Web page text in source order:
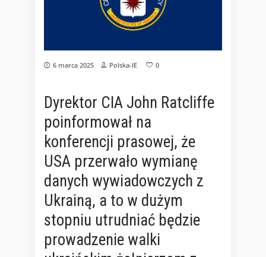
6 marca 2025 Polska-IE 0
Dyrektor CIA John Ratcliffe
poinformował na
konferencji prasowej, że
USA przerwało wymianę
danych wywiadowczych z
Ukrainą, a to w dużym
stopniu utrudniać będzie
prowadzenie walki